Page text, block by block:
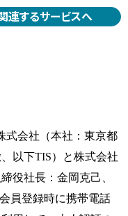
連するサービスへ
式会社（本社：東京都
以下TIS）と株式会社
役社長：金岡克己、
員登録時に携帯電話